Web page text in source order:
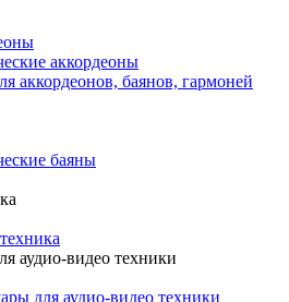
аккордеоны
аккордеонов, баянов, гармоней
баяны
аудио-видео техники
для аудио-видео техники